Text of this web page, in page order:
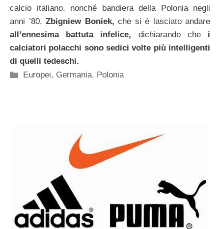
calcio italiano, nonché bandiera della Polonia negli
anni ’80, Zbigniew Boniek, che si è lasciato andare
all’ennesima battuta infelice, dichiarando chei
calciatori polacchi sono sedici volte più intelligenti
di quelli tedeschi.
Categorie
Europei, Germania, Polonia